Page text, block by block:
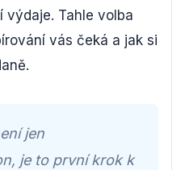
výdaje. Tahle volba
vás čeká a jak si
jen
je to první krok k